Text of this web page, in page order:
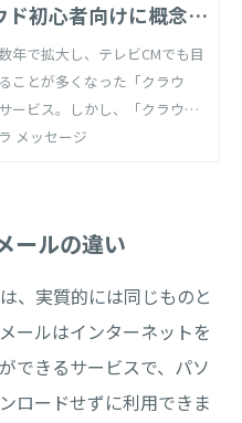
ド初心者向けに概念や
を徹底解説
年で拡大し、テレビCMでも目
ことが多くなった「クラウ
ービス。しかし、「クラウ
体の定義はとても広く曖昧に
ます。
メッセージ
ールの違い
、実質的には同じものと
ールはインターネットを
できるサービスで、パソ
ロードせずに利用できま